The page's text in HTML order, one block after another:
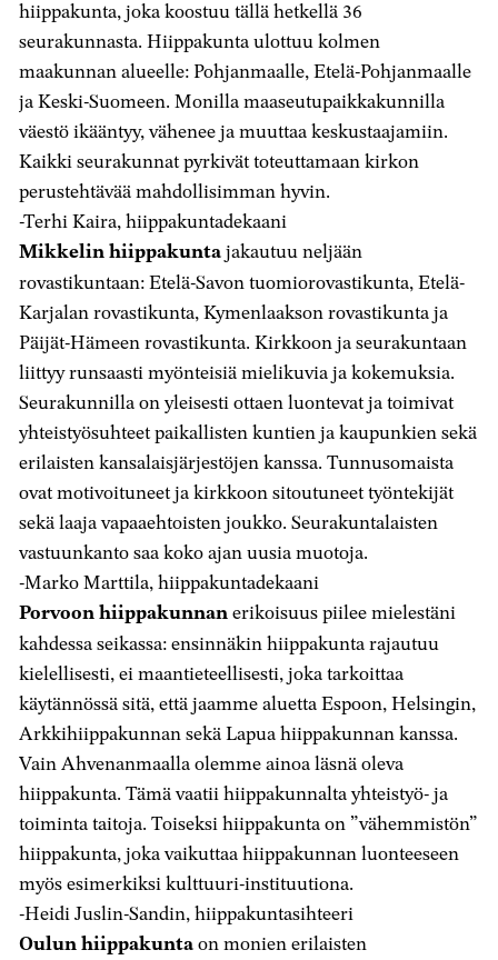
hiippakunta, joka koostuu tällä hetkellä 36
seurakunnasta. Hiippakunta ulottuu kolmen
maakunnan alueelle: Pohjanmaalle, Etelä-Pohjanmaalle
ja Keski-Suomeen. Monilla maaseutupaikkakunnilla
väestö ikääntyy, vähenee ja muuttaa keskustaajamiin.
Kaikki seurakunnat pyrkivät toteuttamaan kirkon
perustehtävää mahdollisimman hyvin.
-Terhi Kaira, hiippakuntadekaani
Mikkelin hiippakuntajakautuu neljään
rovastikuntaan: Etelä-Savon tuomiorovastikunta, Etelä-
Karjalan rovastikunta, Kymenlaakson rovastikunta ja
Päijät-Hämeen rovastikunta. Kirkkoon ja seurakuntaan
liittyy runsaasti myönteisiä mielikuvia ja kokemuksia.
Seurakunnilla on yleisesti ottaen luontevat ja toimivat
yhteistyösuhteet paikallisten kuntien ja kaupunkien sekä
erilaisten kansalaisjärjestöjen kanssa. Tunnusomaista
ovat motivoituneet ja kirkkoon sitoutuneet työntekijät
sekä laaja vapaaehtoisten joukko. Seurakuntalaisten
vastuunkanto saa koko ajan uusia muotoja.
-Marko Marttila, hiippakuntadekaani
Porvoon hiippakunnanerikoisuus piilee mielestäni
kahdessa seikassa: ensinnäkin hiippakunta rajautuu
kielellisesti, ei maantieteellisesti, joka tarkoittaa
käytännössä sitä, että jaamme aluetta Espoon, Helsingin,
Arkkihiippakunnan sekä Lapua hiippakunnan kanssa.
Vain Ahvenanmaalla olemme ainoa läsnä oleva
hiippakunta. Tämä vaatii hiippakunnalta yhteistyö- ja
toiminta taitoja. Toiseksi hiippakunta on ”vähemmistön”
hiippakunta, joka vaikuttaa hiippakunnan luonteeseen
myös esimerkiksi kulttuuri-instituutiona.
-Heidi Juslin-Sandin, hiippakuntasihteeri
Oulun hiippakuntaon monien erilaisten